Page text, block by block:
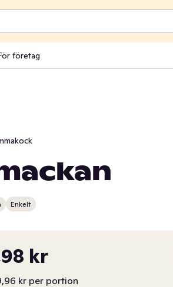
företag
Enkelt
kr
kr per portion